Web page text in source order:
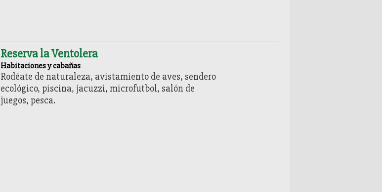
Reserva la Ventolera
Habitaciones y cabañas
Rodéate de naturaleza, avistamiento de aves, sendero
ecológico, piscina, jacuzzi, microfutbol, salón de
juegos, pesca.